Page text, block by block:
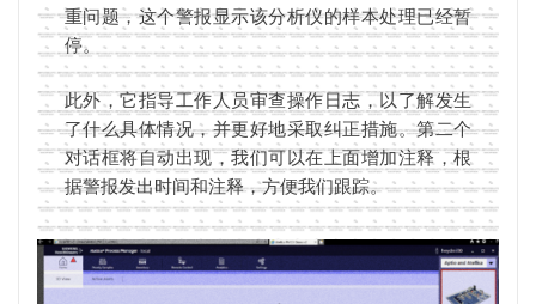
重问题，这个警报显示该分析仪的样本处理已经暂
停。
此外，它指导工作人员审查操作日志，以了解发生
了什么具体情况，并更好地采取纠正措施。第二个
对话框将自动出现，我们可以在上面增加注释，根
据警报发出时间和注释，方便我们跟踪。